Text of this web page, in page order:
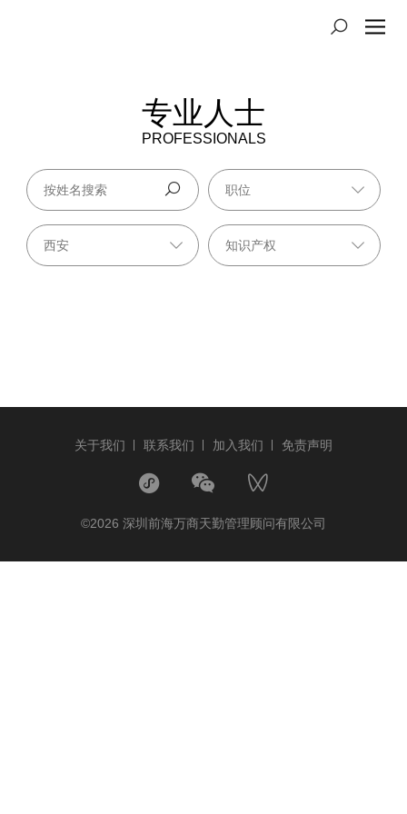
专业人士
PROFESSIONALS
关于我们 联系我们 加入我们 免责声明
©2026 深圳前海万商天勤管理顾问有限公司